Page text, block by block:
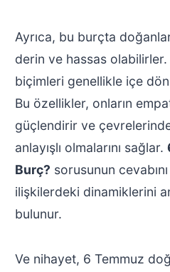
Ayrıca, bu burçta
derin ve hassas
biçimleri genellikle içe
Bu özellikler, onların
güçlendirir ve
anlayışlı olmalarını sağlar.
Burç? sorusunun
ilişkilerdeki dinamiklerini
bulunur.
Ve nihayet, 6 Temmuz